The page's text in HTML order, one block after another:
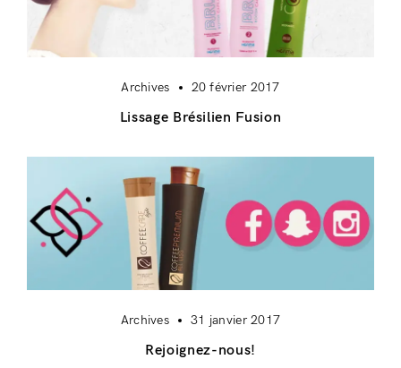
Connexion
Archives 20 février 2017
Lissage Brésilien Fusion
Archives 31 janvier 2017
Rejoignez-nous!